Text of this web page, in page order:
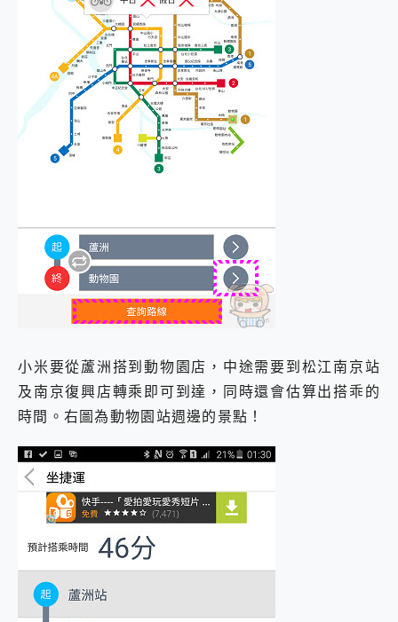
小米要從蘆洲搭到動物園店，中途需要到松江南京站
及南京復興店轉乘即可到達，同時還會估算出搭乖的
時間。右圖為動物園站週邊的景點！